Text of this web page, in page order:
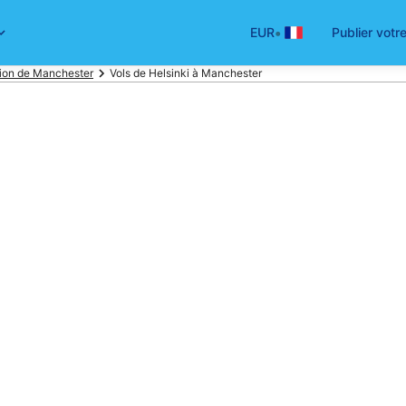
EUR• Publier
de Manchester Vols de Helsinki à Manchester